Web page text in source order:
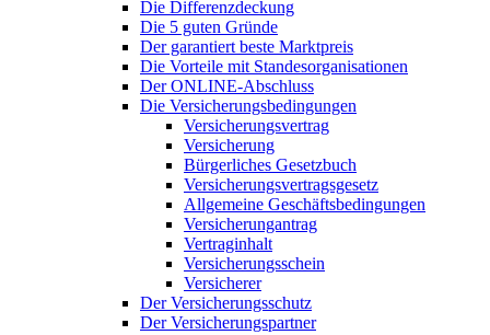
Die Differenzdeckung
Die 5 guten Gründe
Der garantiert beste Marktpreis
Die Vorteile mit Standesorganisationen
Der ONLINE-Abschluss
Die Versicherungsbedingungen
Versicherungsvertrag
Versicherung
Bürgerliches Gesetzbuch
Versicherungsvertragsgesetz
Allgemeine Geschäftsbedingungen
Versicherungantrag
Vertraginhalt
Versicherungsschein
Versicherer
Der Versicherungsschutz
Der Versicherungspartner